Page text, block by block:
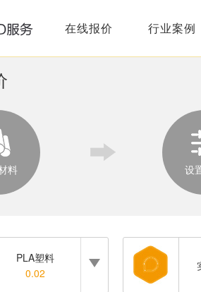
在线报价 行业案例
料 设
PLA塑料
0.02